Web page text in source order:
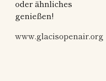
oder ähnliches
genießen!
www.glacisopenair.org